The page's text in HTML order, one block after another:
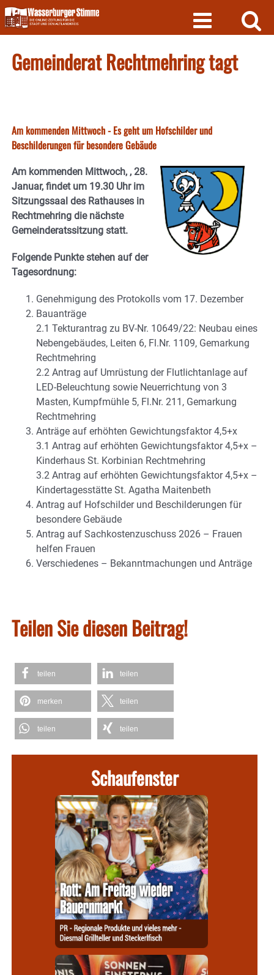
Skip
to
content
Gemeinderat Rechtmehring tagt
Am kommenden Mittwoch - Es geht um Hofschilder und
Beschilderungen für besondere Gebäude
Am kommenden Mittwoch, , 28.
Januar, findet um 19.30 Uhr im
Sitzungssaal des Rathauses in
Rechtmehring die nächste
Gemeinderatssitzung statt.
Folgende Punkte stehen auf der
Tagesordnung:
Genehmigung des Protokolls vom 17. Dezember
Bauanträge
2.1 Tekturantrag zu BV-Nr. 10649/22: Neubau eines
Nebengebäudes, Leiten 6, Fl.Nr. 1109, Gemarkung
Rechtmehring
2.2 Antrag auf Umrüstung der Flutlichtanlage auf
LED-Beleuchtung sowie Neuerrichtung von 3
Masten, Kumpfmühle 5, Fl.Nr. 211, Gemarkung
Rechtmehring
Anträge auf erhöhten Gewichtungsfaktor 4,5+x
3.1 Antrag auf erhöhten Gewichtungsfaktor 4,5+x –
Kinderhaus St. Korbinian Rechtmehring
3.2 Antrag auf erhöhten Gewichtungsfaktor 4,5+x –
Kindertagesstätte St. Agatha Maitenbeth
Antrag auf Hofschilder und Beschilderungen für
besondere Gebäude
Antrag auf Sachkostenzuschuss 2026 – Frauen
helfen Frauen
Verschiedenes – Bekanntmachungen und Anträge
Teilen Sie diesen Beitrag!
teilen teilen
merken teilen
teilen teilen
Schaufenster